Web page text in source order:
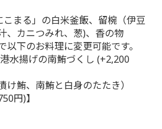
まる」の白米釜飯、留椀（伊豆
、カニつみれ、葱)、香の物
下のお料理に変更可能です。
水揚げの南鮪づくし (+2,200
け鮪、南鮪と白身のたたき）
円)】